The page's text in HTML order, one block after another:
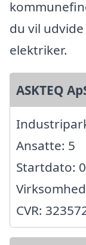
du vil
elektriker.
ASKTEQ
Ansatte: 5
Startdato:
CVR: